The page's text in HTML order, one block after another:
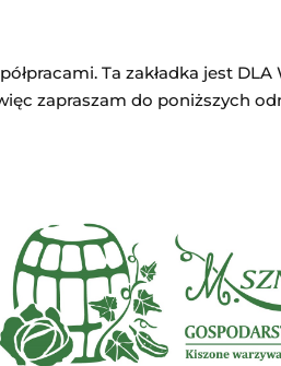
Ta zakładka jest DLA
zapraszam do poniższych
Zniżka 10%
KOD: GLADKI